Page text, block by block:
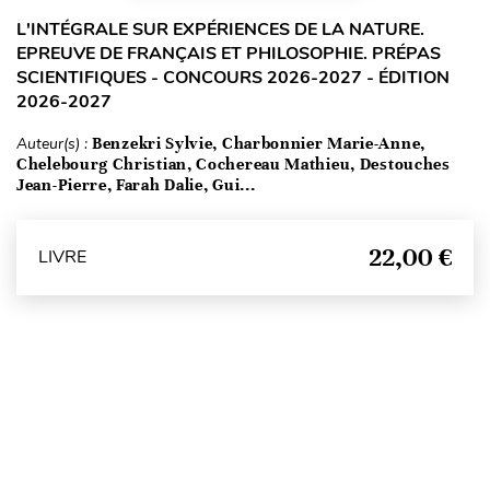
L'INTÉGRALE SUR EXPÉRIENCES DE LA NATURE.
EPREUVE DE FRANÇAIS ET PHILOSOPHIE. PRÉPAS
SCIENTIFIQUES - CONCOURS 2026-2027 - ÉDITION
2026-2027
Auteur(s) : Benzekri Sylvie, Charbonnier Marie-Anne,
Chelebourg Christian, Cochereau Mathieu, Destouches
Jean-Pierre, Farah Dalie, Gui...
LIVRE 22,00 €